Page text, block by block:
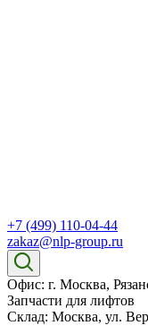
+7 (499) 110-04-44
zakaz@nlp-group.ru
Офис: г. Москва,
Запчасти для лифтов
Склад: Москва, ул.